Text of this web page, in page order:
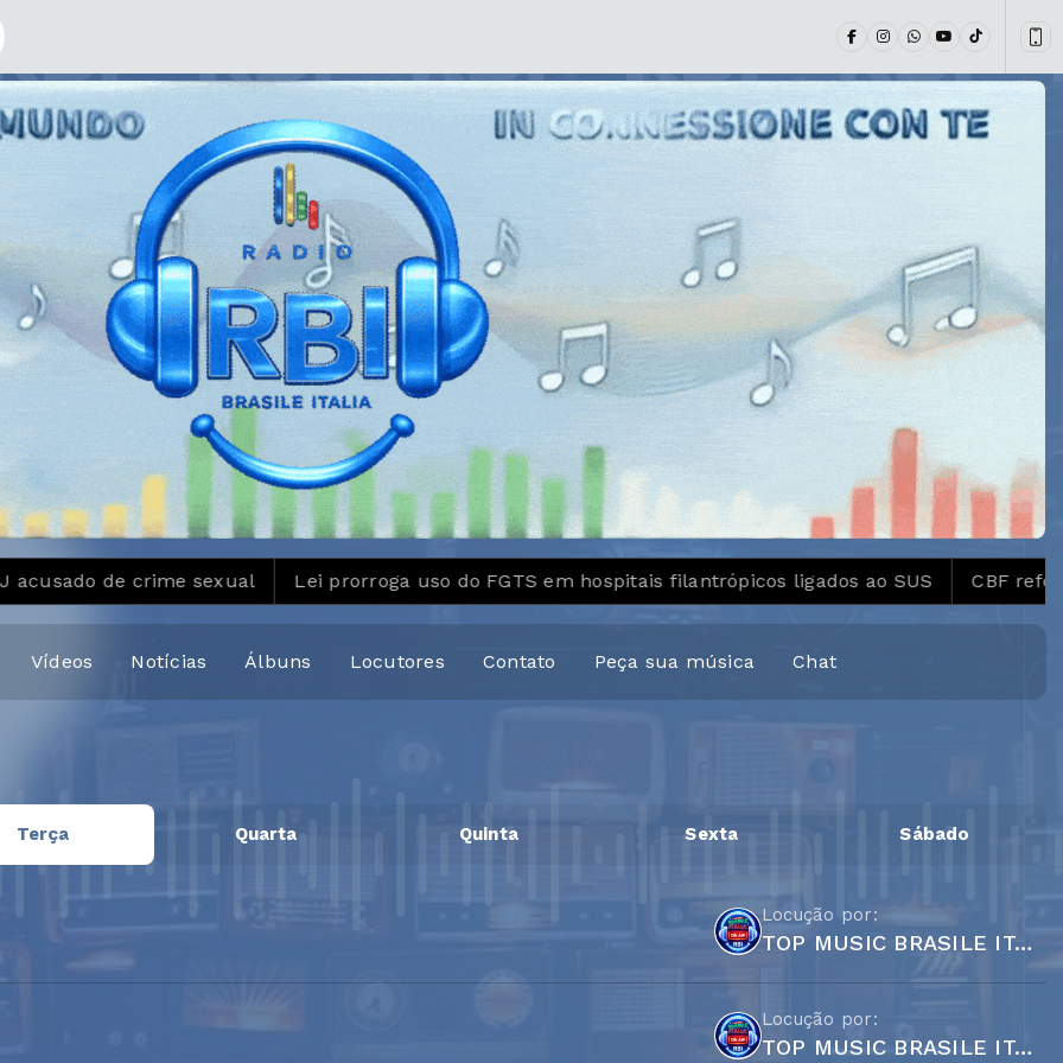
de crime sexual Lei prorroga uso do FGTS em hospitais filantrópicos ligados ao SUS CBF reforça
Vídeos Notícias Álbuns Locutores Contato Peça sua música Chat
Terça Quarta Quinta Sexta Sábado
Locução por:
TOP MUSIC BRASILE ITALIA
Locução por:
TOP MUSIC BRASILE ITALIA